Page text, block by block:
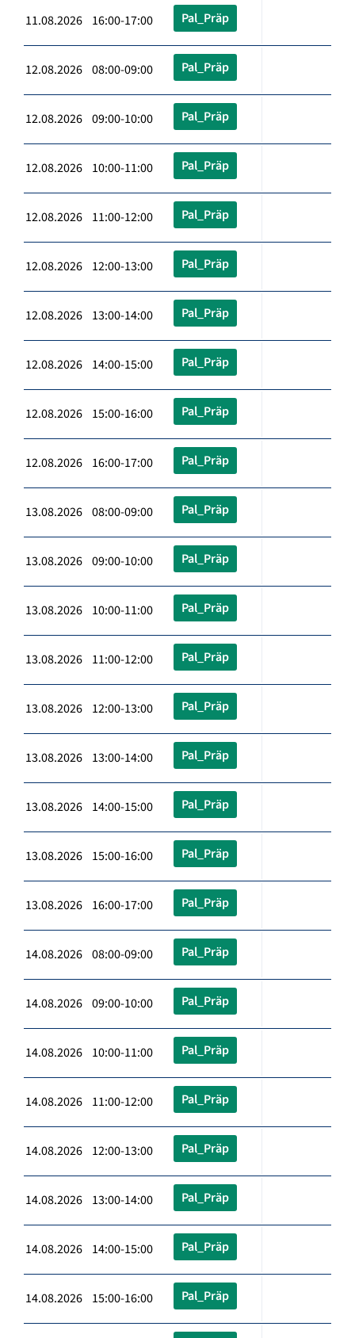
11.08.2026 16:00-17:00 Pal_Präp
12.08.2026 08:00-09:00 Pal_Präp
12.08.2026 09:00-10:00 Pal_Präp
12.08.2026 10:00-11:00 Pal_Präp
12.08.2026 11:00-12:00 Pal_Präp
12.08.2026 12:00-13:00 Pal_Präp
12.08.2026 13:00-14:00 Pal_Präp
12.08.2026 14:00-15:00 Pal_Präp
12.08.2026 15:00-16:00 Pal_Präp
12.08.2026 16:00-17:00 Pal_Präp
13.08.2026 08:00-09:00 Pal_Präp
13.08.2026 09:00-10:00 Pal_Präp
13.08.2026 10:00-11:00 Pal_Präp
13.08.2026 11:00-12:00 Pal_Präp
13.08.2026 12:00-13:00 Pal_Präp
13.08.2026 13:00-14:00 Pal_Präp
13.08.2026 14:00-15:00 Pal_Präp
13.08.2026 15:00-16:00 Pal_Präp
13.08.2026 16:00-17:00 Pal_Präp
14.08.2026 08:00-09:00 Pal_Präp
14.08.2026 09:00-10:00 Pal_Präp
14.08.2026 10:00-11:00 Pal_Präp
14.08.2026 11:00-12:00 Pal_Präp
14.08.2026 12:00-13:00 Pal_Präp
14.08.2026 13:00-14:00 Pal_Präp
14.08.2026 14:00-15:00 Pal_Präp
14.08.2026 15:00-16:00 Pal_Präp